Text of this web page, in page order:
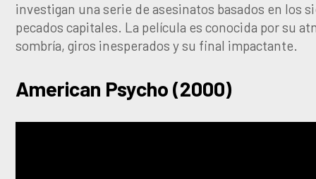
investigan una serie de asesinatos basados en los
pecados capitales. La película es conocida por su
sombría, giros inesperados y su final impactante.
American Psycho (2000)